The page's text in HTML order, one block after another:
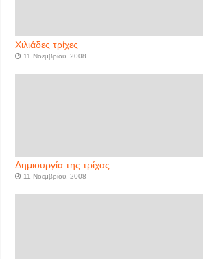
Χιλιάδες τρίχες
11 Νοεμβρίου, 2008
Δημιουργία της τρίχας
11 Νοεμβρίου, 2008